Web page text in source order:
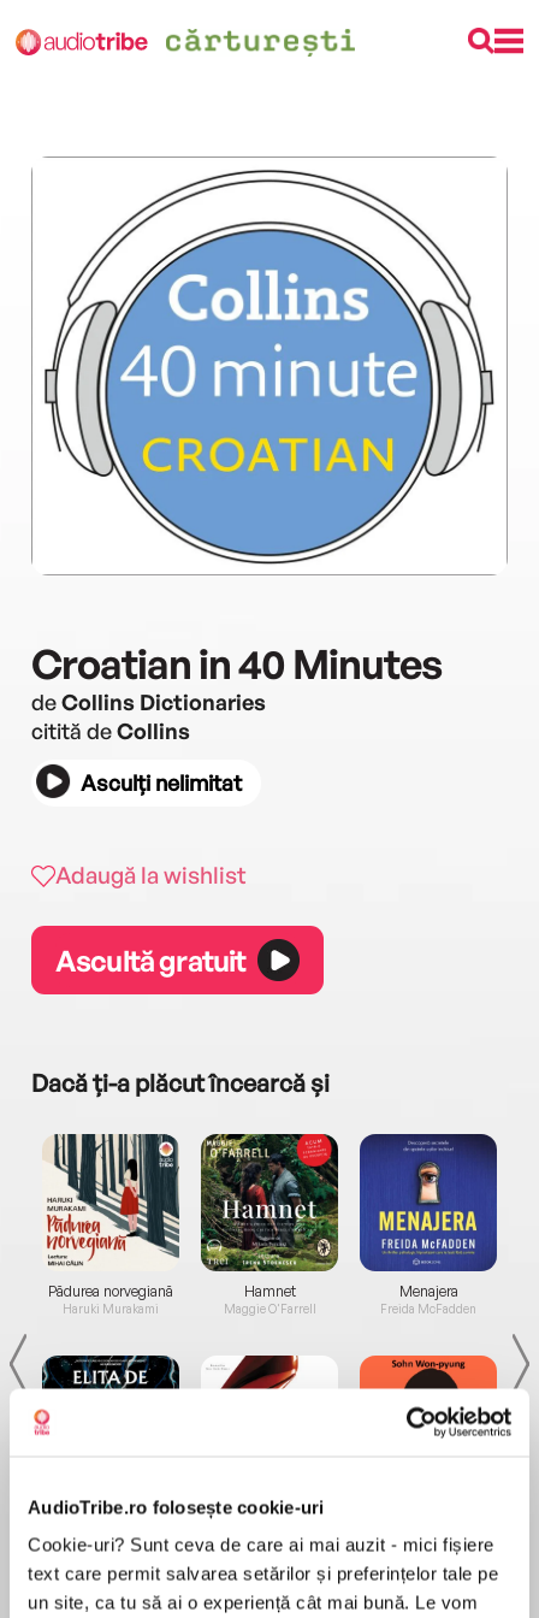
AudioTribe.ro folosește cookie-uri
Cookie-uri? Sunt ceva de care ai mai auzit - mici fișiere
text care permit salvarea setărilor și preferințelor tale pe
un site, ca tu să ai o experiență cât mai bună. Le vom
Croatian in 40 Minutes
deCollins Dictionaries
citită deCollins
Asculți nelimitat
Adaugă la wishlist
Ascultă gratuit
Dacă ți-a plăcut încearcă și
Pădurea norvegiană
Haruki Murakami
Elita de Argint (Elita
Hamnet
Maggie O'Farrell
Diavolul se îmbracă de
Menajera
Freida McFadden